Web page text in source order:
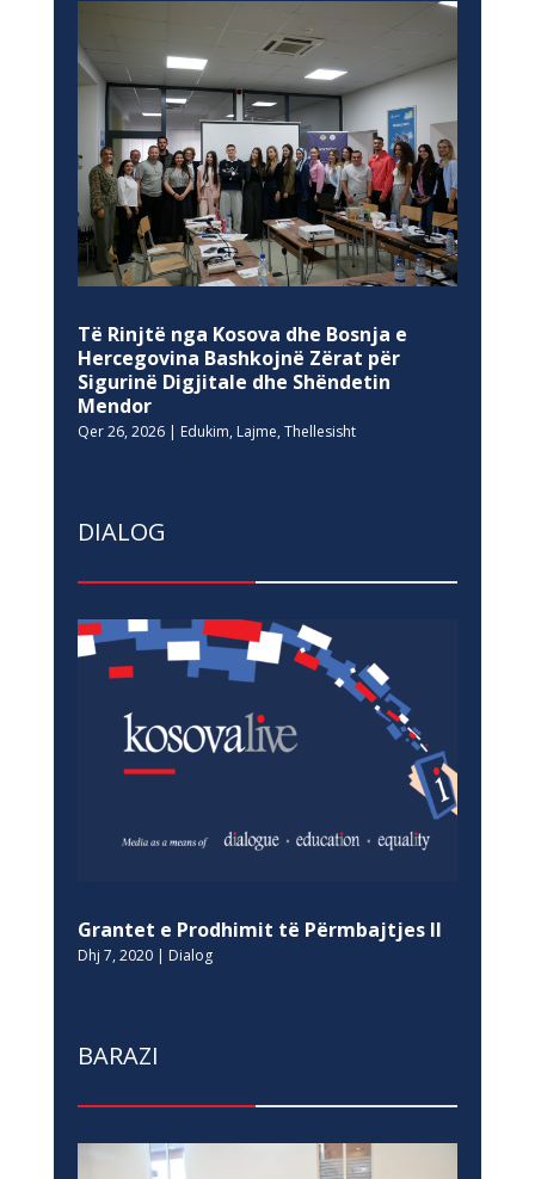
Të Rinjtë nga Kosova dhe Bosnja e
Hercegovina Bashkojnë Zërat për
Sigurinë Digjitale dhe Shëndetin
Mendor
Qer 26, 2026| Edukim, Lajme, Thellesisht
DIALOG
Grantet e Prodhimit të Përmbajtjes II
Dhj 7, 2020| Dialog
BARAZI